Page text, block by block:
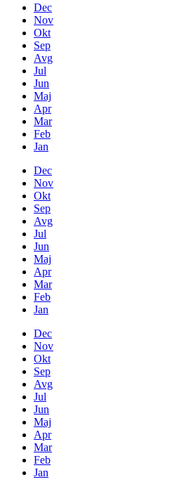
Dec
Nov
Okt
Sep
Avg
Jul
Jun
Maj
Apr
Mar
Feb
Jan
Dec
Nov
Okt
Sep
Avg
Jul
Jun
Maj
Apr
Mar
Feb
Jan
Dec
Nov
Okt
Sep
Avg
Jul
Jun
Maj
Apr
Mar
Feb
Jan